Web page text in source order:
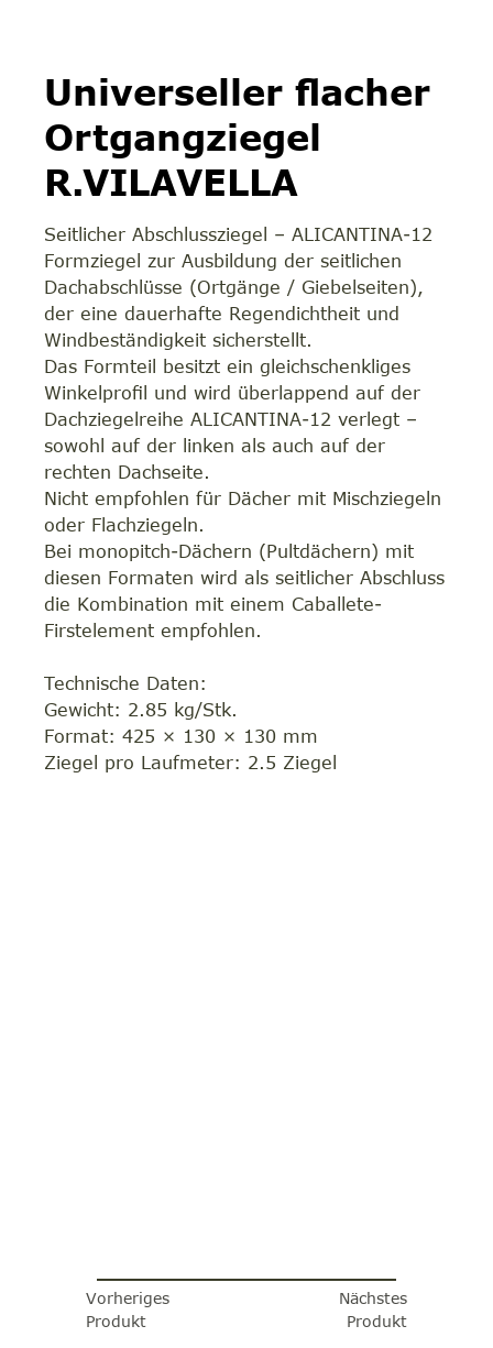
Universeller flacher
Ortgangziegel
R.VILAVELLA
Seitlicher Abschlussziegel – ALICANTINA-12
Formziegel zur Ausbildung der seitlichen
Dachabschlüsse (Ortgänge / Giebelseiten),
der eine dauerhafte Regendichtheit und
Windbeständigkeit sicherstellt.
Das Formteil besitzt ein gleichschenkliges
Winkelprofil und wird überlappend auf der
Dachziegelreihe ALICANTINA-12 verlegt –
sowohl auf der linken als auch auf der
rechten Dachseite.
Nicht empfohlen für Dächer mit Mischziegeln
oder Flachziegeln.
Bei monopitch-Dächern (Pultdächern) mit
diesen Formaten wird als seitlicher Abschluss
die Kombination mit einem Caballete-
Firstelement empfohlen.
Technische Daten:
Gewicht: 2.85 kg/Stk.
Format: 425 × 130 × 130 mm
Ziegel pro Laufmeter: 2.5 Ziegel
Vorheriges
Produkt
Nächstes
Produkt